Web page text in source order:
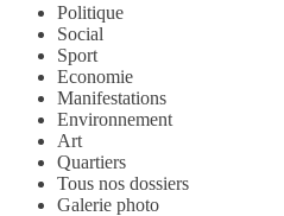
Politique
Social
Sport
Economie
Manifestations
Environnement
Art
Quartiers
Tous nos dossiers
Galerie photo